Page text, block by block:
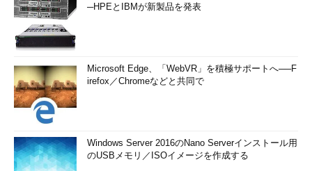
─HPEとIBMが新製品を発表
Microsoft Edge、「WebVR」を積極サポートへ──F
irefox／Chromeなどと共同で
Windows Server 2016のNano Serverインストール用
のUSBメモリ／ISOイメージを作成する